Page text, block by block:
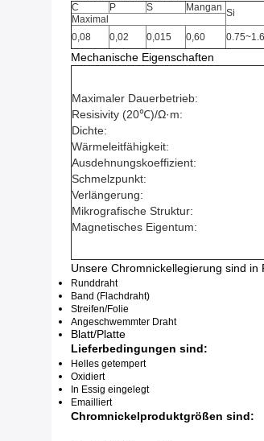
C P S Mangan Si
Maximal
0,08
0,02 0,015 0,60
Mechanische Eigenschaften
Maximaler Dauerbetrieb:
Resisivity (20℃)/Ω·m:
Dichte:
Wärmeleitfähigkeit:
Ausdehnungskoeffizient:
Schmelzpunkt:
Verlängerung:
Mikrografische Struktur:
Magnetisches Eigentum:
Unsere Chromnickellegierung sind in
Runddraht
Band (Flachdraht)
Streifen/Folie
Angeschwemmter Draht
Blatt/Platte
Lieferbedingungen sind:
Helles getempert
Oxidiert
In Essig eingelegt
Emailliert
Chromnickelproduktgrößen sind: